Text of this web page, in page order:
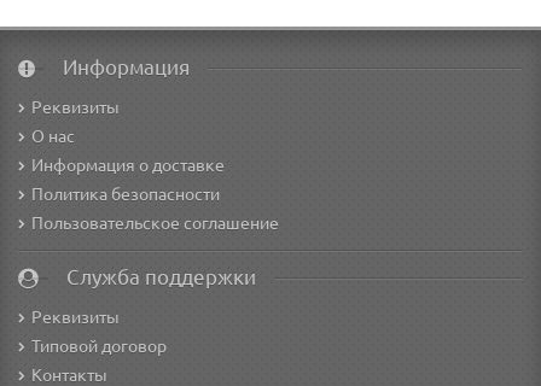
Информация
Реквизиты
О нас
Информация о доставке
Политика безопасности
Пользовательское соглашение
Служба поддержки
Реквизиты
Типовой договор
Контакты